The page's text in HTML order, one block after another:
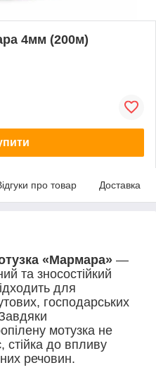
4мм (200м)
про товар Доставка
«Мармара» —
та зносостійкий
для
господарських
мотузка не
стійка до впливу
речовин.